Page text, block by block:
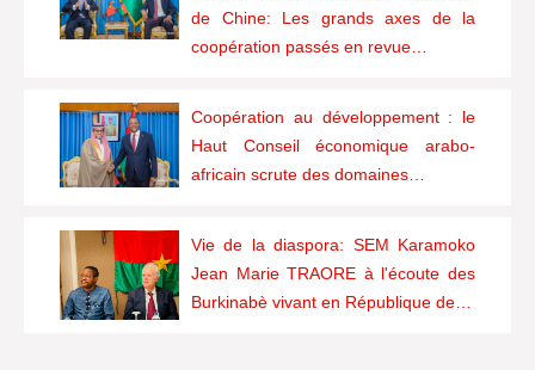
de Chine: Les grands axes de la
coopération passés en revue…
Coopération au développement : le
Haut Conseil économique arabo-
africain scrute des domaines…
Vie de la diaspora: SEM Karamoko
Jean Marie TRAORE à l'écoute des
Burkinabè vivant en République de…